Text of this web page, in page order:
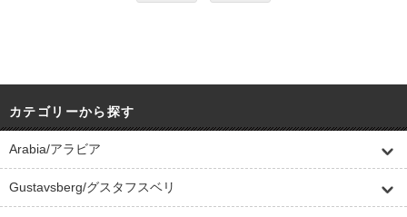
カテゴリーから探す
Arabia/アラビア
Gustavsberg/グスタフスベリ